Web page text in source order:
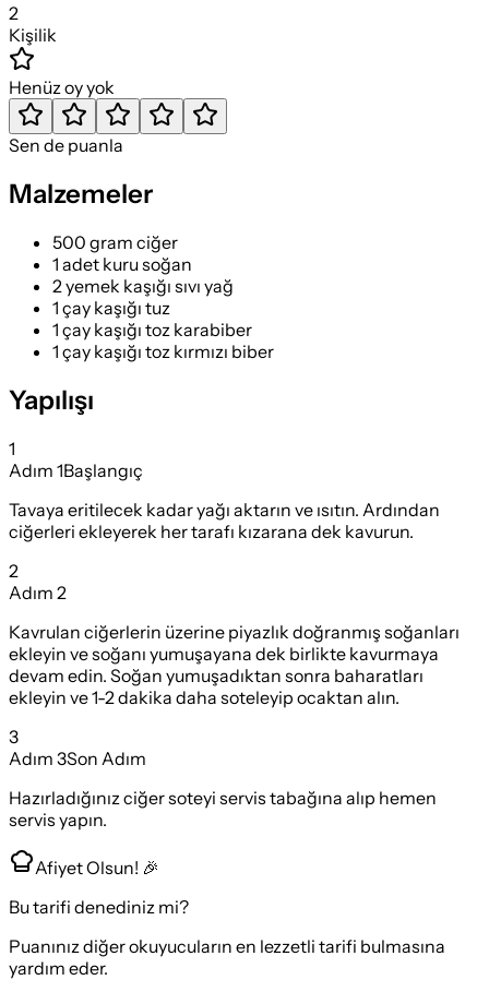
2
Kişilik
Henüz oy yok
Sen de puanla
Malzemeler
500 gram ciğer
1 adet kuru soğan
2 yemek kaşığı sıvı yağ
1 çay kaşığı tuz
1 çay kaşığı toz karabiber
1 çay kaşığı toz kırmızı biber
Yapılışı
1
Adım 1Başlangıç
Tavaya eritilecek kadar yağı aktarın ve ısıtın. Ardından
ciğerleri ekleyerek her tarafı kızarana dek kavurun.
2
Adım 2
Kavrulan ciğerlerin üzerine piyazlık doğranmış soğanları
ekleyin ve soğanı yumuşayana dek birlikte kavurmaya
devam edin. Soğan yumuşadıktan sonra baharatları
ekleyin ve 1-2 dakika daha soteleyip ocaktan alın.
3
Adım 3Son Adım
Hazırladığınız ciğer soteyi servis tabağına alıp hemen
servis yapın.
Afiyet Olsun! 🎉
Bu tarifi denediniz mi?
Puanınız diğer okuyucuların en lezzetli tarifi bulmasına
yardım eder.